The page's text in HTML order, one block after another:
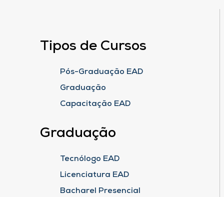
Tipos de Cursos
Pós-Graduação EAD
Graduação
Capacitação EAD
Graduação
Tecnólogo EAD
Licenciatura EAD
Bacharel Presencial